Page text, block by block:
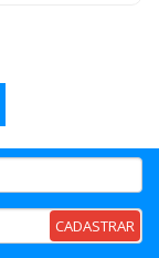
CADASTRAR